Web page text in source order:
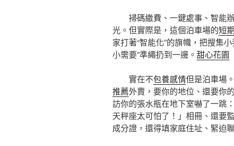
掃碼繳費、一鍵處事、智能
光。但實際是，這個泊車場的短
家打著“智能化”的旗幟，把搜集
小需要”準繩扔到一邊。 甜心花園
實在不包養感情但是泊車場。
推薦外賣，要你的地位、還要你
訪你的張水瓶在地下室嚇了一跳
天秤座太可怕了！」相冊、還要監
成分證，還得填家庭住址、緊迫